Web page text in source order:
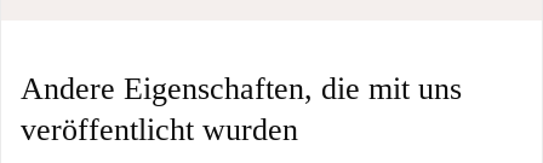
Andere Eigenschaften, die mit uns
veröffentlicht wurden